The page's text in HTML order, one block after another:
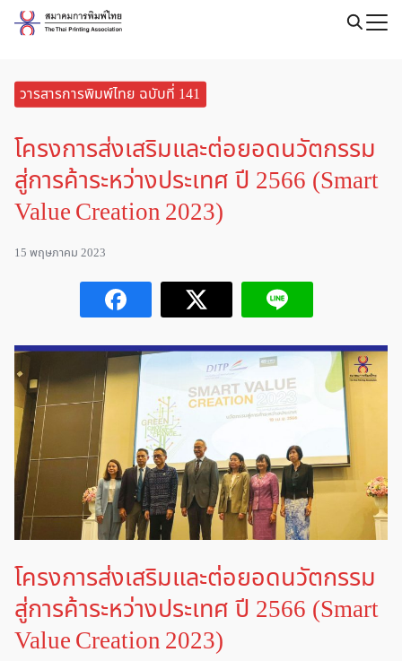
Skip
วารสารการพิมพ์ไทย ฉบับที่ 141
โครงการส่งเสริมและต่อยอดนวัตกรรม
สู่การค้าระหว่างประเทศ ปี 2566 (Smart
Value Creation 2023)
15 พฤษภาคม 2023
โครงการส่งเสริมและต่อยอดนวัตกรรม
สู่การค้าระหว่างประเทศ ปี 2566 (Smart
Value Creation 2023)